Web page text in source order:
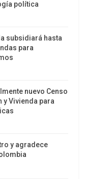
de forma de
caribeño al
asimismo, la
China, la
y del
y la pobreza,
regional e
política
subsidiará hasta
para
nuevo Censo
y Vivienda para
y agradece